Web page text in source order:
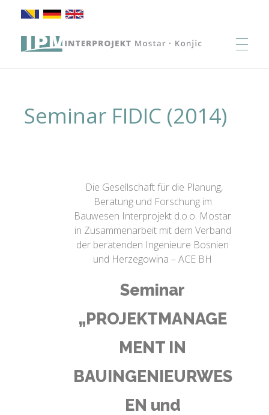
ENTWICKLUNG UND FORSCHUNG
Seminar FIDIC (2014)
Die Gesellschaft für die Planung,
Beratung und Forschung im
Bauwesen Interprojekt d.o.o. Mostar
in Zusammenarbeit mit dem Verband
der beratenden Ingenieure Bosnien
und Herzegowina – ACE BH
Seminar
„PROJEKTMANAGE
MENT IN
BAUINGENIEURWES
EN und